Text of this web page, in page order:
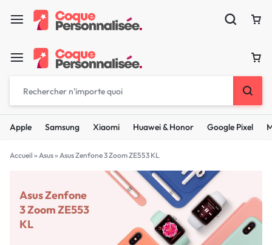
Apple Samsung Xiaomi Huawei & Honor Google Pixel
Accueil » Asus» Asus Zenfone 3 Zoom ZE553 KL
Asus Zenfone
3 Zoom ZE553
KL